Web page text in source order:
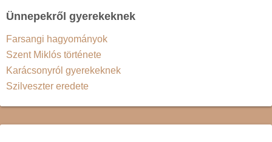
Ünnepekről gyerekeknek
Farsangi hagyományok
Szent Miklós története
Karácsonyról gyerekeknek
Szilveszter eredete